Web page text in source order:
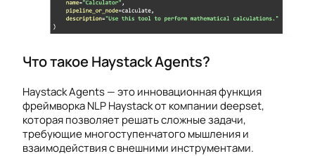
Что такое Haystack Agents?
Haystack Agents — это инновационная функция
фреймворка NLP Haystack от компании deepset,
которая позволяет решать сложные задачи,
требующие многоступенчатого мышления и
взаимодействия с внешними инструментами.